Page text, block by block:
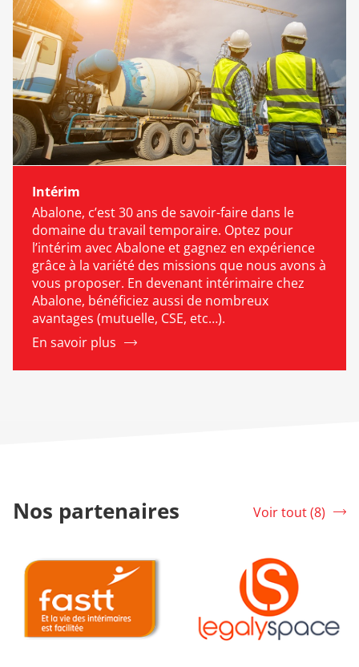
Intérim
Abalone, c’est 30 ans de savoir-faire dans le
domaine du travail temporaire. Optez pour
l’intérim avec Abalone et gagnez en expérience
grâce à la variété des missions que nous avons à
vous proposer. En devenant intérimaire chez
Abalone, bénéficiez aussi de nombreux
avantages (mutuelle, CSE, etc…).
En savoir plus
Nos partenaires Voir tout (8)
srLabel